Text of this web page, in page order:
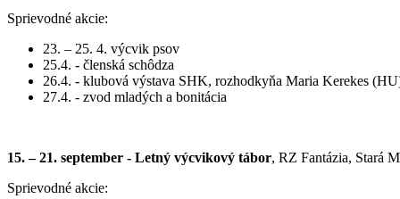
Sprievodné akcie:
23. – 25. 4. výcvik psov
25.4. - členská schôdza
26.4. - klubová výstava SHK, rozhodkyňa Maria Kerekes
27.4. - zvod mladých a bonitácia
15. – 21. september - Letný výcvikový tábor, RZ Fantázia, Stará
Sprievodné akcie: